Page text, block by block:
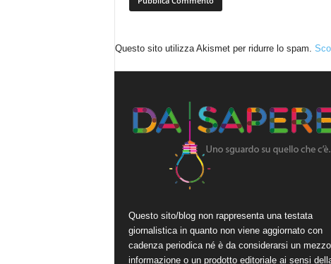
Questo sito utilizza Akismet per ridurre lo spam.
Questo sito/blog non rappresenta una testata
giornalistica in quanto non viene aggiornato con
cadenza periodica né è da considerarsi un
informazione o un prodotto editoriale ai sensi